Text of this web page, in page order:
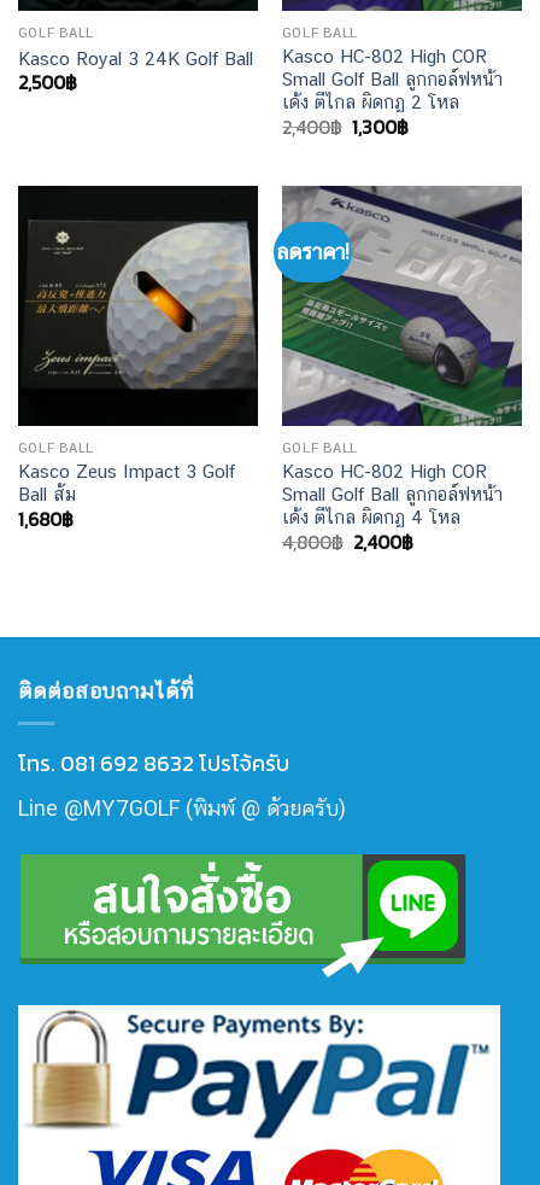
GOLF BALL
Kasco Royal 3 24K Golf Ball
2,500฿
GOLF BALL
Kasco HC-802 High COR
Small Golf Ball ลูกกอล์ฟหน้า
เด้ง ตีไกล ผิดกฏ 2 โหล
2,400฿ Original
price
2,400฿.
1,300฿Current
1,300฿.
GOLF BALL
Kasco Zeus Impact 3 Golf
Ball ส้ม
1,680฿
ลดราคา!
GOLF BALL
Kasco HC-802 High COR
Small Golf Ball ลูกกอล์ฟหน้า
เด้ง ตีไกล ผิดกฏ 4 โหล
4,800฿ Original
price
2,400฿Current
ติดต่อสอบถามได้ที่
โทร. 081 692 8632 โปรโจ้ครับ
Line @MY7GOLF (พิมพ์ @ ด้วยครับ)